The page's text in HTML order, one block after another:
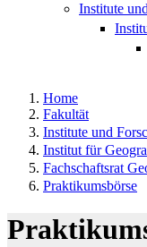
Institute
Home
Fakultät
Institute und
Institut für
Fachschaftsrat
Praktikumsbörse